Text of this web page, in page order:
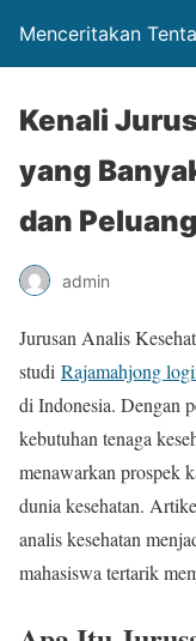
Menceritakan
Kenali
yang
dan
admin
Jurusan Analis
studi Rajamahjong
di Indonesia. Dengan
kebutuhan tenaga
menawarkan prospek
dunia kesehatan.
analis kesehatan
mahasiswa tertarik